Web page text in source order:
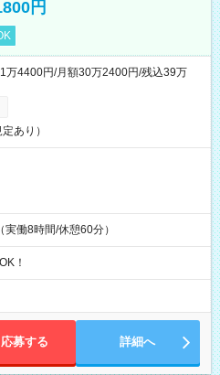
円
4400円/月額30万2400円/残込39万
あり）
実働8時間/休憩60分）
！
応募する 詳細へ